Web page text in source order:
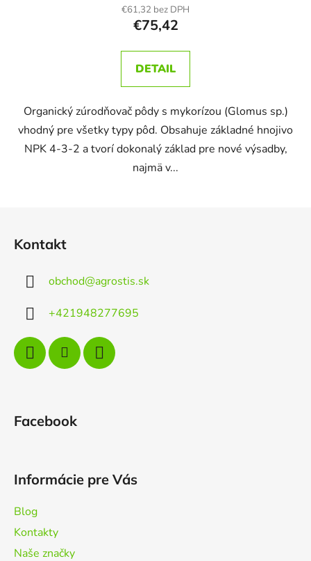
€61,32 bez DPH
€75,42
DETAIL
Organický zúrodňovač pôdy s mykorízou (Glomus sp.)
vhodný pre všetky typy pôd. Obsahuje základné hnojivo
NPK 4‐3‐2 a tvorí dokonalý základ pre nové výsadby,
najmä v...
Kontakt
obchod@agrostis.sk
+421948277695
Facebook
Informácie pre Vás
Blog
Kontakty
Naše značky